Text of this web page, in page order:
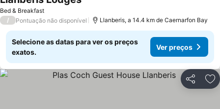
Bed & Breakfast
Ver preços
/ Pontuação não disponível Llanberis, a 14.4 km de Caernarfon Bay
Selecione as datas para ver os preços
exatos.
Ver preços
Partilhar